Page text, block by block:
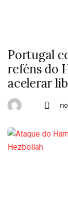
Portugal
reféns do
acelerar